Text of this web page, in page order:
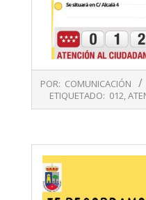
10-
15
POR: COMUNICACIÓN
ETIQUETADO: 012,